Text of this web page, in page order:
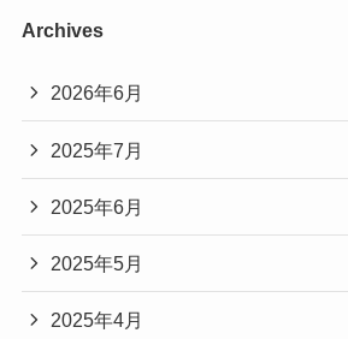
Archives
2026年6月
2025年7月
2025年6月
2025年5月
2025年4月